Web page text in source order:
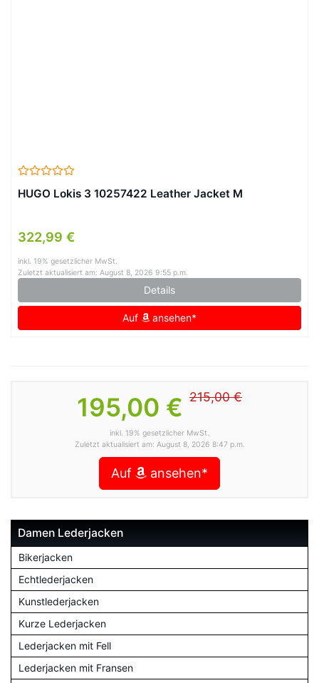
HUGO Lokis 3 10257422 Leather Jacket M
322,99 €
inkl. 19% gesetzlicher MwSt.
Zuletzt aktualisiert am: August 8, 2026 9:55 p.m.
Details
Auf ansehen*
195,00 € 215,00 €
inkl. 19% gesetzlicher MwSt.
Zuletzt aktualisiert am: August 8, 2026 8:47 p.m.
Auf ansehen*
Damen Lederjacken
Bikerjacken
Echtlederjacken
Kunstlederjacken
Kurze Lederjacken
Lederjacken mit Fell
Lederjacken mit Fransen